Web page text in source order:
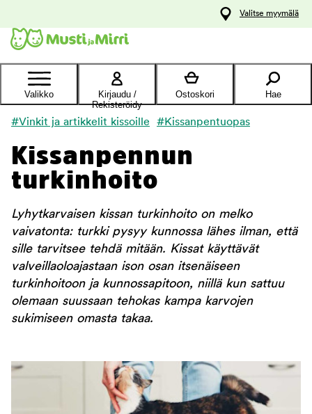
Ota yhteyttä
asiakaspalveluun
Valitse myymälä
Valikko
Kirjaudu /
Rekisteröidy
Ostoskori Hae
#Vinkit ja artikkelit kissoille #Kissanpentuopas
Kissanpennun
turkinhoito
Lyhytkarvaisen kissan turkinhoito on melko
vaivatonta: turkki pysyy kunnossa lähes ilman, että
sille tarvitsee tehdä mitään. Kissat käyttävät
valveillaoloajastaan ison osan itsenäiseen
turkinhoitoon ja kunnossapitoon, niillä kun sattuu
olemaan suussaan tehokas kampa karvojen
sukimiseen omasta takaa.